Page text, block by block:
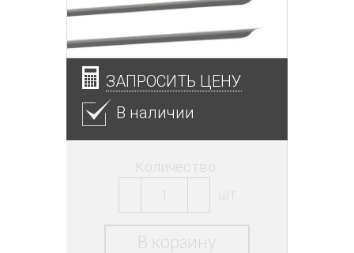
ЗАПРОСИТЬ ЦЕНУ
В наличии
Количество:
шт.
В корзину